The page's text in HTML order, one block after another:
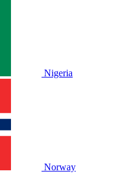
Nigeria
Norway